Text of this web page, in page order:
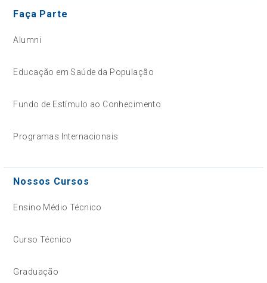
Faça Parte
Alumni
Educação em Saúde da População
Fundo de Estímulo ao Conhecimento
Programas Internacionais
Nossos Cursos
Ensino Médio Técnico
Curso Técnico
Graduação